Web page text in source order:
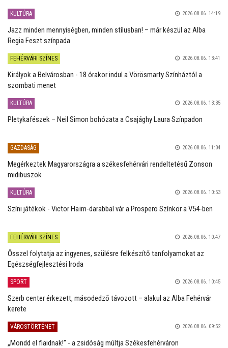
KULTÚRA 2026.08.06. 14:19
Jazz minden mennyiségben, minden stílusban! – már készül az Alba
Regia Feszt színpada
FEHÉRVÁRI SZÍNES 2026.08.06. 13:41
Királyok a Belvárosban - 18 órakor indul a Vörösmarty Színháztól a
szombati menet
KULTÚRA 2026.08.06. 13:35
Pletykafészek – Neil Simon bohózata a Csajághy Laura Színpadon
GAZDASÁG 2026.08.06. 11:04
Megérkeztek Magyarországra a székesfehérvári rendeltetésű Zonson
midibuszok
KULTÚRA 2026.08.06. 10:53
Színi játékok - Victor Haïm-darabbal vár a Prospero Színkör a V54-ben
FEHÉRVÁRI SZÍNES 2026.08.06. 10:47
Ősszel folytatja az ingyenes, szülésre felkészítő tanfolyamokat az
Egészségfejlesztési Iroda
SPORT 2026.08.06. 10:45
Szerb center érkezett, másodedző távozott – alakul az Alba Fehérvár
kerete
VÁROSTÖRTÉNET 2026.08.06. 09:52
„Mondd el fiaidnak!” - a zsidóság múltja Székesfehérváron